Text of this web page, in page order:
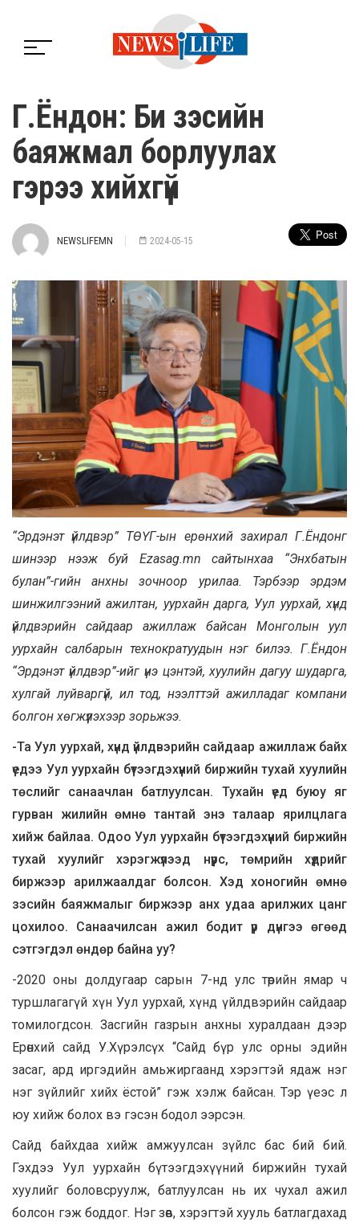
Г.Ёндон: Би зэсийн
баяжмал борлуулах
гэрээ хийхгүй
NEWSLIFEMN 2024-05-15
“Эрдэнэт үйлдвэр” ТӨҮГ-ын ерөнхий захирал Г.Ёндонг
шинээр нээж буй Ezasag.mn сайтынхаа “Энхбатын
булан”-гийн анхны зочноор урилаа. Тэрбээр эрдэм
шинжилгээний ажилтан, уурхайн дарга, Уул уурхай, хүнд
үйлдвэрийн сайдаар ажиллаж байсан Монголын уул
уурхайн салбарын технократуудын нэг билээ. Г.Ёндон
“Эрдэнэт үйлдвэр”-ийг үнэ цэнтэй, хуулийн дагуу шударга,
хулгай луйваргүй, ил тод, нээлттэй ажилладаг компани
болгон хөгжүүлэхээр зорьжээ.
-Та Уул уурхай, хүнд үйлдвэрийн сайдаар ажиллаж байх
үедээ Уул уурхайн бүтээгдэхүүний биржийн тухай хуулийн
төслийг санаачлан батлуулсан. Тухайн үед буюу яг
гурван жилийн өмнө тантай энэ талаар ярилцлага
хийж байлаа. Одоо Уул уурхайн бүтээгдэхүүний биржийн
тухай хуулийг хэрэгжүүлээд нүүрс, төмрийн хүдрийг
биржээр арилжаалдаг болсон. Хэд хоногийн өмнө
зэсийн баяжмалыг биржээр анх удаа арилжих цанг
цохилоо. Санаачилсан ажил бодит үр дүнгээ өгөөд
сэтгэгдэл өндөр байна уу?
-2020 оны долдугаар сарын 7-нд улс төрийн ямар ч
туршлагагүй хүн Уул уурхай, хүнд үйлдвэрийн сайдаар
томилогдсон. Засгийн газрын анхны хуралдаан дээр
Ерөнхий сайд У.Хүрэлсүх “Сайд бүр улс орны эдийн
засаг, ард иргэдийн амьжиргаанд хэрэгтэй ядаж нэг
нэг зүйлийг хийх ёстой” гэж хэлж байсан. Тэр үеэс л
юу хийж болох вэ гэсэн бодол ээрсэн.
Сайд байхдаа хийж амжуулсан зүйлс бас бий бий.
Гэхдээ Уул уурхайн бүтээгдэхүүний биржийн тухай
хуулийг боловсруулж, батлуулсан нь их чухал ажил
болсон гэж боддог. Нэг зөв, хэрэгтэй хууль батлагдахад